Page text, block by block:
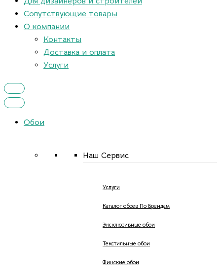
Сопутствующие товары
О компании
Контакты
Доставка и оплата
Услуги
Обои
Наш Сервис
Услуги
Каталог обоев По Брендам
Эксклюзивные обои
Текстильные обои
Финские обои